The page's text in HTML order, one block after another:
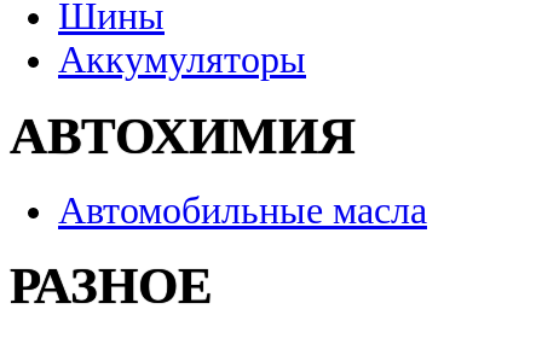
Шины
Аккумуляторы
АВТОХИМИЯ
Автомобильные масла
РАЗНОЕ